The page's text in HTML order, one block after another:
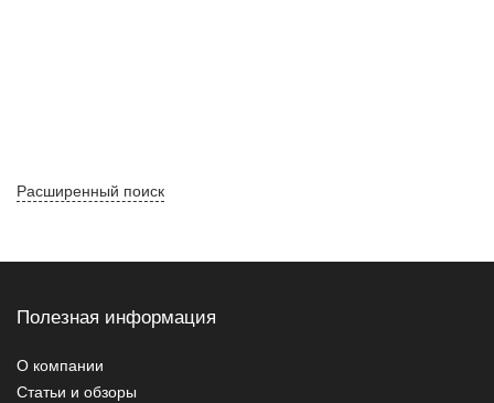
Расширенный поиск
Полезная информация
О компании
Статьи и обзоры